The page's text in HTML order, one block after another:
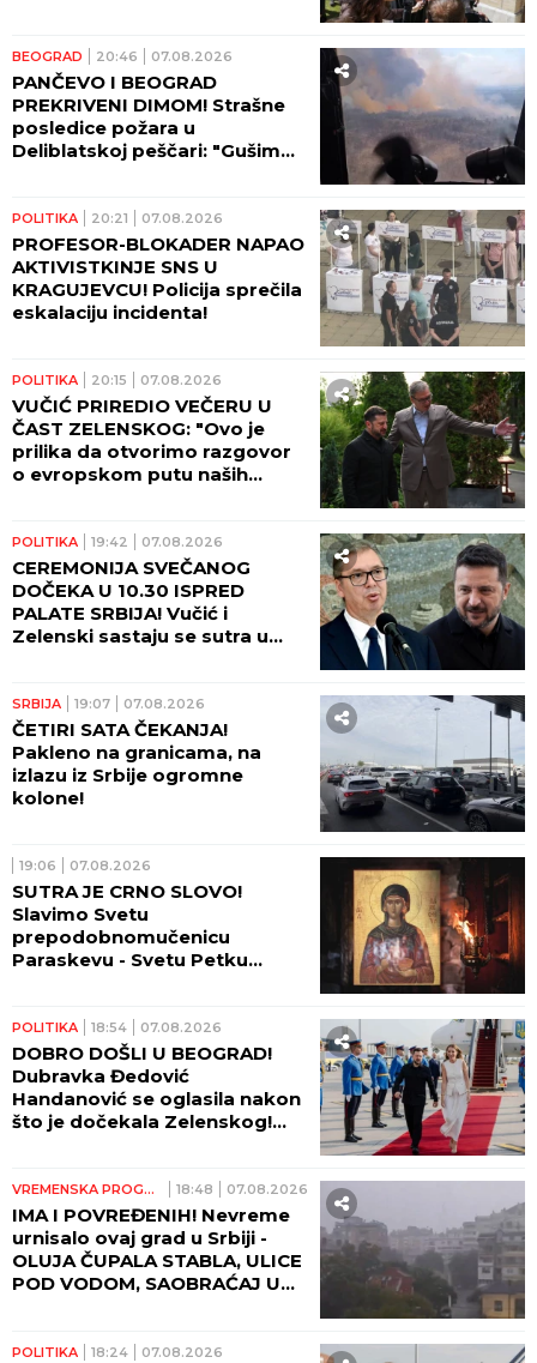
BEOGRAD 20:46 07.08.2026
PANČEVO I BEOGRAD
PREKRIVENI DIMOM! Strašne
posledice požara u
Deliblatskoj peščari: "Gušimo
POLITIKA 20:21 07.08.2026
PROFESOR-BLOKADER NAPAO
AKTIVISTKINJE SNS U
KRAGUJEVCU! Policija sprečila
eskalaciju incidenta!
POLITIKA 20:15 07.08.2026
VUČIĆ PRIREDIO VEČERU U
ČAST ZELENSKOG: "Ovo je
prilika da otvorimo razgovor
o evropskom putu naših
POLITIKA 19:42 07.08.2026
CEREMONIJA SVEČANOG
DOČEKA U 10.30 ISPRED
PALATE SRBIJA! Vučić i
Zelenski sastaju se sutra u
SRBIJA 19:07 07.08.2026
ČETIRI SATA ČEKANJA!
Pakleno na granicama, na
izlazu iz Srbije ogromne
kolone!
19:06 07.08.2026
SUTRA JE CRNO SLOVO!
Slavimo Svetu
prepodobnomučenicu
Paraskevu - Svetu Petku
POLITIKA 18:54 07.08.2026
DOBRO DOŠLI U BEOGRAD!
Dubravka Đedović
Handanović se oglasila nakon
što je dočekala Zelenskog!
VREMENSKA PROGNOZA 18:48 07.08.2026
IMA I POVREĐENIH! Nevreme
urnisalo ovaj grad u Srbiji -
OLUJA ČUPALA STABLA, ULICE
POD VODOM, SAOBRAĆAJ U
POLITIKA 18:24 07.08.2026